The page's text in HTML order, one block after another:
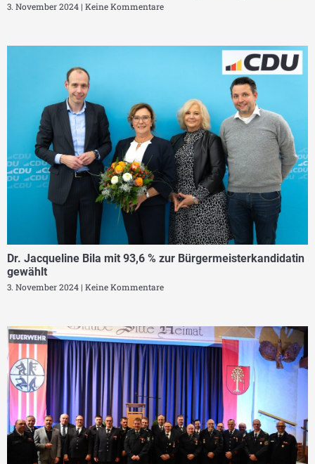
3. November 2024 Keine Kommentare
Dr. Jacqueline Bila mit 93,6 % zur Bürgermeisterkandidatin
gewählt
3. November 2024 Keine Kommentare